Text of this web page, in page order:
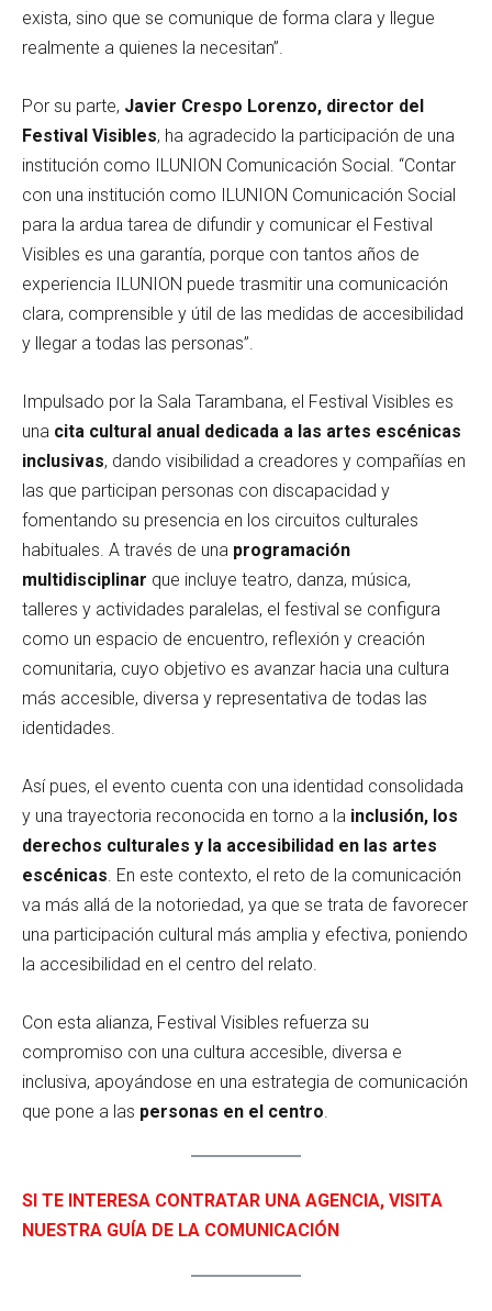
exista, sino que se comunique de forma clara y llegue
realmente a quienes la necesitan”.
Por su parte, Javier Crespo Lorenzo, director del
Festival Visibles, ha agradecido la participación de una
institución como ILUNION Comunicación Social. “Contar
con una institución como ILUNION Comunicación Social
para la ardua tarea de difundir y comunicar el Festival
Visibles es una garantía, porque con tantos años de
experiencia ILUNION puede trasmitir una comunicación
clara, comprensible y útil de las medidas de accesibilidad
y llegar a todas las personas”.
Impulsado por la Sala Tarambana, el Festival Visibles es
una cita cultural anual dedicada a las artes escénicas
inclusivas, dando visibilidad a creadores y compañías en
las que participan personas con discapacidad y
fomentando su presencia en los circuitos culturales
habituales. A través de una programación
multidisciplinar que incluye teatro, danza, música,
talleres y actividades paralelas, el festival se configura
como un espacio de encuentro, reflexión y creación
comunitaria, cuyo objetivo es avanzar hacia una cultura
más accesible, diversa y representativa de todas las
identidades.
Así pues, el evento cuenta con una identidad consolidada
y una trayectoria reconocida en torno a la inclusión, los
derechos culturales y la accesibilidad en las artes
escénicas . En este contexto, el reto de la comunicación
va más allá de la notoriedad, ya que se trata de favorecer
una participación cultural más amplia y efectiva, poniendo
la accesibilidad en el centro del relato.
Con esta alianza, Festival Visibles refuerza su
compromiso con una cultura accesible, diversa e
inclusiva, apoyándose en una estrategia de comunicación
que pone a las personas en el centro
SI TE INTERESA CONTRATAR UNA AGENCIA, VISITA
NUESTRA GUÍA DE LA COMUNICACIÓN